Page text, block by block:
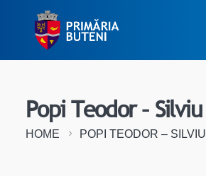
Popi Teodor – Silviu
HOME POPI TEODOR – SILVIU